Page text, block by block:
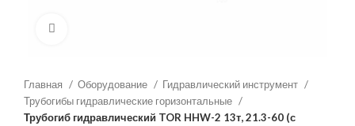
Главная Оборудование
Гидравлический инструмент
Трубогибы гидравлические горизонтальные
Трубогиб гидравлический TOR HHW-2 13т, 21.3-60 (с